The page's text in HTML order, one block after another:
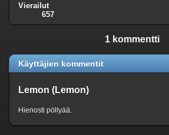
Vierailut
657
1 kommentti
Käyttäjien kommentit
Lemon (Lemon)
Hienosti pöllyää.